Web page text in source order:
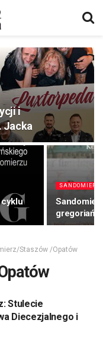
i
Jacka
cyklu
Staszów /Opatów
Stulecie
Diecezjalnego i